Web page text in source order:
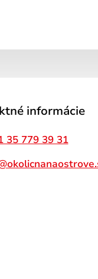
informácie
35 779 39 31